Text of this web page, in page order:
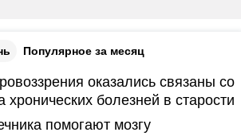
Популярное за месяц
оказались связаны со
хронических болезней в старости
помогают мозгу